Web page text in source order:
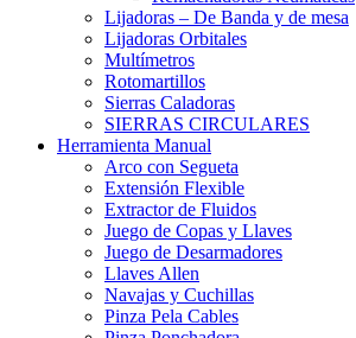
Lijadoras – De Banda y de mesa
Lijadoras Orbitales
Multímetros
Rotomartillos
Sierras Caladoras
SIERRAS CIRCULARES
Herramienta Manual
Arco con Segueta
Extensión Flexible
Extractor de Fluidos
Juego de Copas y Llaves
Juego de Desarmadores
Llaves Allen
Navajas y Cuchillas
Pinza Pela Cables